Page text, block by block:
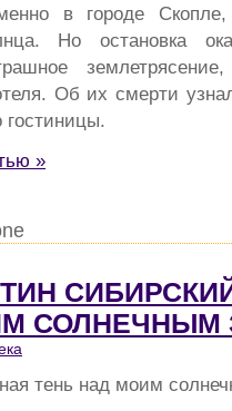
в городе
Но остановка
Об их смерти
гостиницы.
»
СОЛНЕЧНЫМ
тень над моим